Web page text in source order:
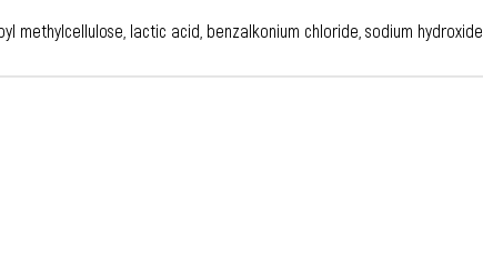
methylcellulose, lactic acid, benzalkonium chloride, sodium hydroxide